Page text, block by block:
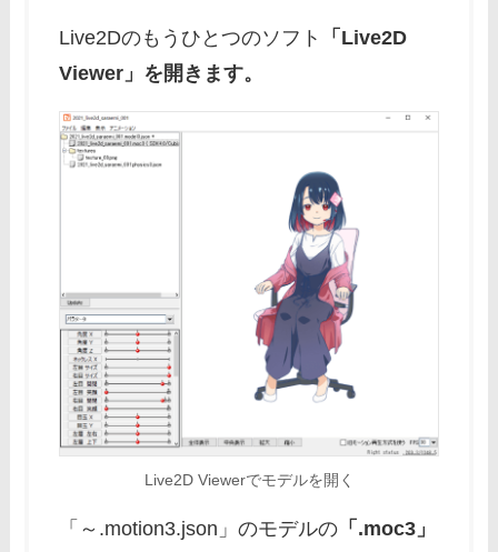
Live2Dのもうひとつのソフト
「Live2D
Viewer」を開きます。
Live2D Viewerでモデルを開く
「～.motion3.json」のモデルの 「.moc3」